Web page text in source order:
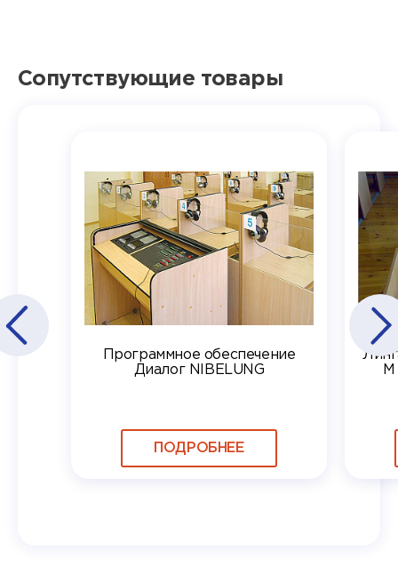
Сопутствующие товары
Программное обеспечение
Диалог NIBELUNG
ПОДРОБНЕЕ
М